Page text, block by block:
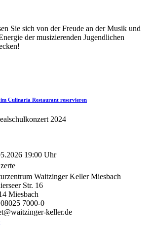
Sie sich von der Freude an der Musik und
der musizierenden Jugendlichen
im Culinaria Restaurant reservieren
19:00 Uhr
Waitzinger Keller Miesbach
Str. 16
Miesbach
7000-0
keller.de